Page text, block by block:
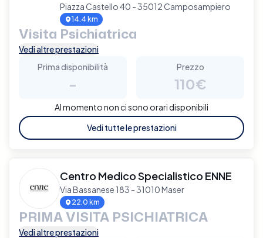
Piazza Castello 40 - 35012 Camposampiero
14.4 km
Visita Psichiatrica
Vedi altre prestazioni
Prima disponibilità
-
Prezzo
110€
Al momento non ci sono orari disponibili
Vedi tutte le prestazioni
Centro Medico Specialistico ENNE
Via Bassanese 183 - 31010 Maser
22.0 km
PRIMA VISITA PSICHIATRICA
Vedi altre prestazioni